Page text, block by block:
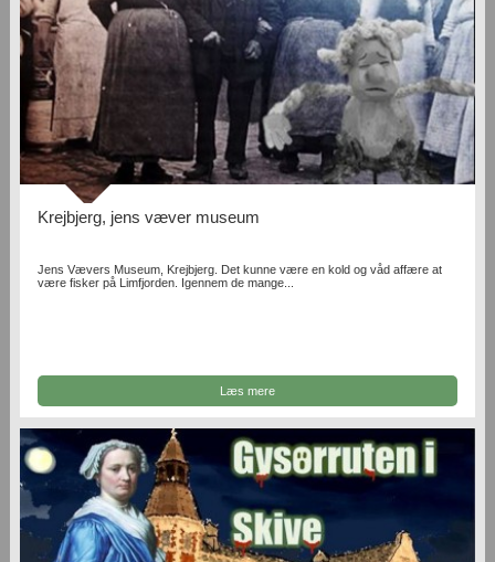
Krejbjerg, jens væver museum
Jens Vævers Museum, Krejbjerg. Det kunne være en kold og våd affære at
være fisker på Limfjorden. Igennem de mange...
Læs mere